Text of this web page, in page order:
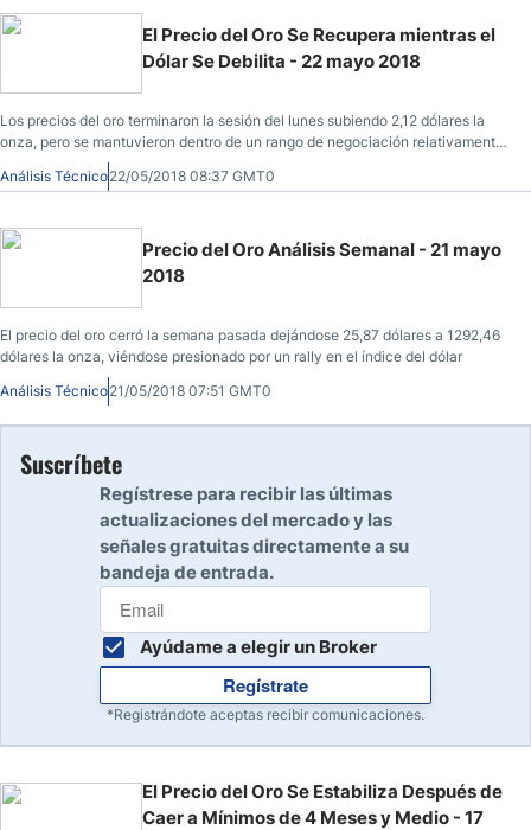
El Precio del Oro Se Recupera mientras el
Dólar Se Debilita - 22 mayo 2018
Los precios del oro terminaron la sesión del lunes subiendo 2,12 dólares la
onza, pero se mantuvieron dentro de un rango de negociación relativamente
Análisis Técnico22/05/2018 08:37 GMT0
Precio del Oro Análisis Semanal - 21 mayo
2018
El precio del oro cerró la semana pasada dejándose 25,87 dólares a 1292,46
dólares la onza, viéndose presionado por un rally en el índice del dólar
Análisis Técnico21/05/2018 07:51 GMT0
Suscríbete
Regístrese para recibir las últimas
actualizaciones del mercado y las
señales gratuitas directamente a su
bandeja de entrada.
Ayúdame a elegir un Broker
Regístrate
*Registrándote aceptas recibir comunicaciones.
El Precio del Oro Se Estabiliza Después de
Caer a Mínimos de 4 Meses y Medio - 17